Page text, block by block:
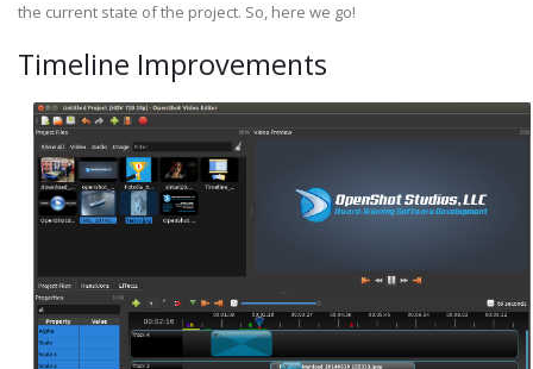
the current state of the project. So, here we go!
Timeline Improvements